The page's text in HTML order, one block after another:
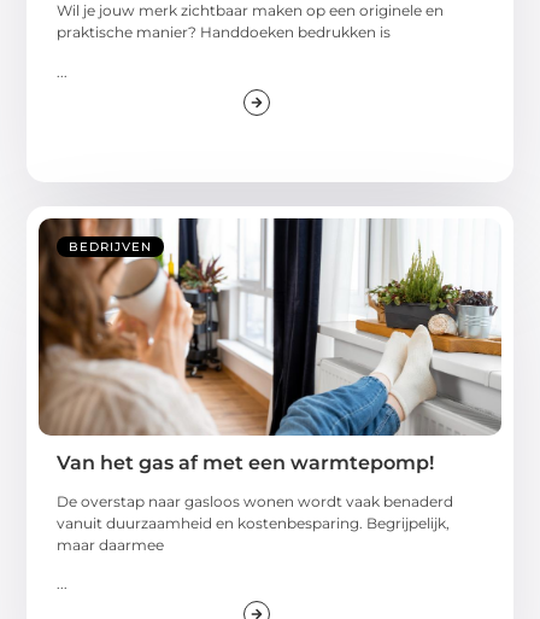
Wil je jouw merk zichtbaar maken op een originele en
praktische manier? Handdoeken bedrukken is
BEDRIJVEN
Van het gas af met een warmtepomp!
De overstap naar gasloos wonen wordt vaak benaderd
vanuit duurzaamheid en kostenbesparing. Begrijpelijk,
maar daarmee
...